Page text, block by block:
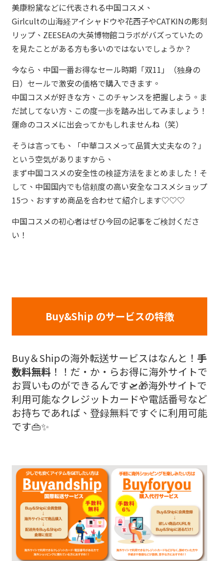
美康粉黛などに代表される中国コスメ、
Girlcultの山海経アイシャドウや花西子やCATKINの彫刻
リップ、ZEESEAの大英博物館コラボがバズっていたの
を見たことがある方も多いのではないでしょうか？
今なら、中国一番お得なセール時期「双11」（独身の
日）セールで激安の価格で購入できます。
中国コスメが好きな方、このチャンスを把握しよう。ま
だ試してない方、この度一歩を踏み出してみましょう！
運命のコスメに出会ってかもしれませんね（笑）
そうは言っても、「中華コスメって品質大丈夫なの？」
という空気がありますから、
まず中国コスメの安全性の検証方法をまとめました！そ
して、中国国内でも信頼度の高い安全なコスメショップ
15つ、おすすめ商品を合わせて紹介します♡♡♡
中国コスメの初心者はぜひ今回の記事をご検討くださ
い！
Buy&Ship のサービスの特徴
Buy＆Shipの海外転送サービスはなんと！ 手
数料無料 ！！だ・か・らお得に海外サイトで
お買いものができるんです🛫🎁海外サイトで
利用可能なクレジットカードや電話番号など
お持ちであれば、登録無料ですぐに利用可能
です👜✨